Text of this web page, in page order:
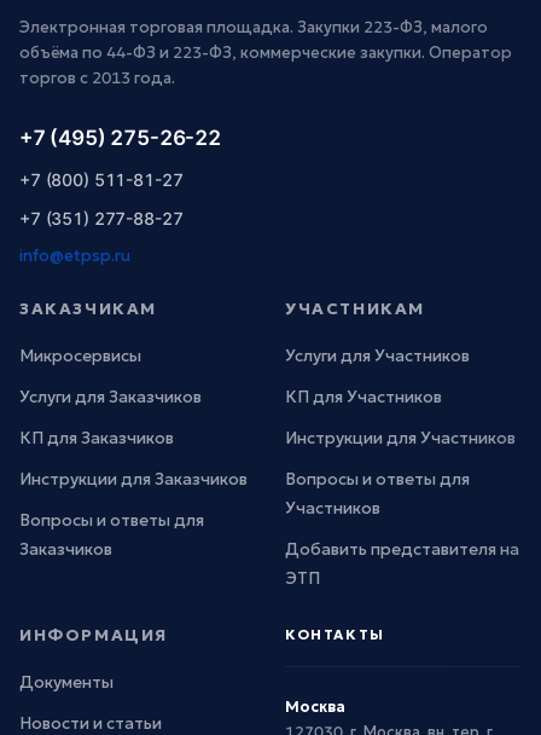
Электронная торговая площадка. Закупки 223-ФЗ, малого
объёма по 44-ФЗ и 223-ФЗ, коммерческие закупки. Оператор
торгов с 2013 года.
+7 (495) 275-26-22
+7 (800) 511-81-27
+7 (351) 277-88-27
info@etpsp.ru
ЗАКАЗЧИКАМ
Микросервисы
Услуги для Заказчиков
КП для Заказчиков
Инструкции для Заказчиков
Вопросы и ответы для
Заказчиков
УЧАСТНИКАМ
Услуги для Участников
КП для Участников
Инструкции для Участников
Вопросы и ответы для
Участников
Добавить представителя на
ЭТП
ИНФОРМАЦИЯ
Документы
Новости и статьи
КОНТАКТЫ
Москва